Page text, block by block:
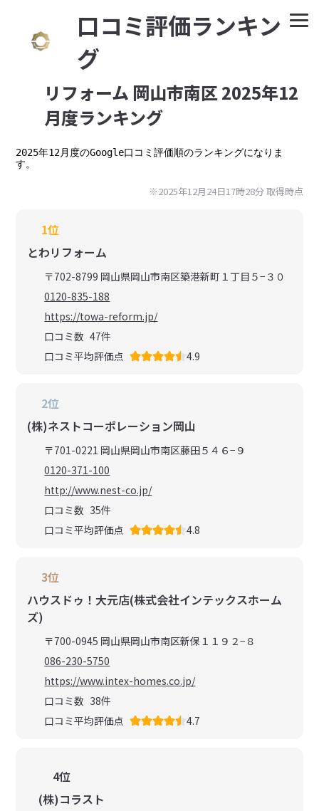
⼝コミ評価ランキン
グ
リフォーム 岡山市南区 2025年12
月度ランキング
2025年12月度のGoogle口コミ評価順のランキングになりま
す。
※2025年12月24日17時28分 取得時点
1位
とわリフォーム
〒702-8799 岡山県岡山市南区築港新町１丁目５−３０
0120-835-188
https://towa-reform.jp/
口コミ数 47件
口コミ平均評価点
4.9
2位
(株)ネストコーポレーション岡山
〒701-0221 岡山県岡山市南区藤田５４６−９
0120-371-100
http://www.nest-co.jp/
口コミ数 35件
口コミ平均評価点
4.8
3位
ハウスドゥ！大元店(株式会社インテックスホーム
ズ)
〒700-0945 岡山県岡山市南区新保１１９２−８
086-230-5750
https://www.intex-homes.co.jp/
口コミ数 38件
口コミ平均評価点
4.7
4位
(株)コラスト